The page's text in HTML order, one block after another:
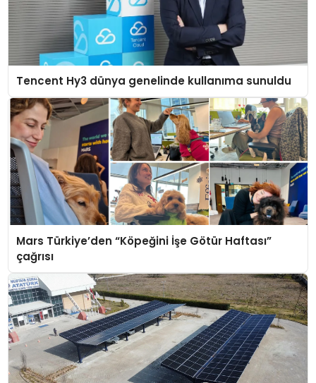
Tencent Hy3 dünya genelinde kullanıma sunuldu
Mars Türkiye’den “Köpeğini İşe Götür Haftası”
çağrısı